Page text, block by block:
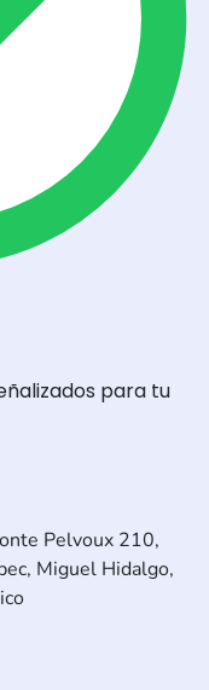
para tu
Pelvoux 210,
Miguel Hidalgo,